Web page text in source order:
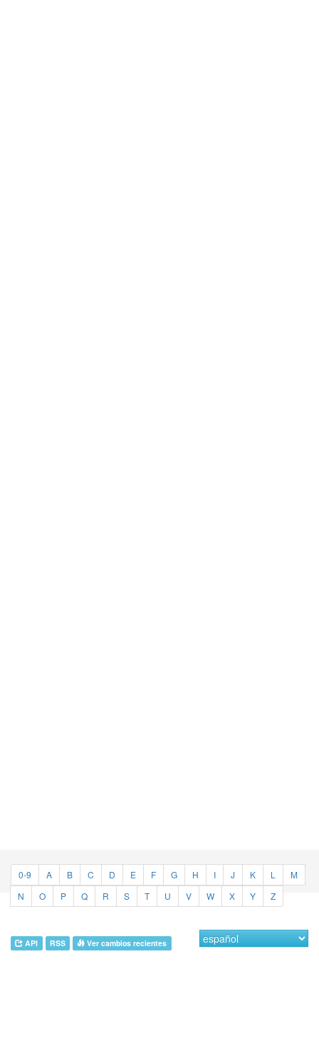
0-9 A B C D E F G H I J K L
M
N
O P Q R S T U V W X Y Z
API RSS Ver cambios recientes